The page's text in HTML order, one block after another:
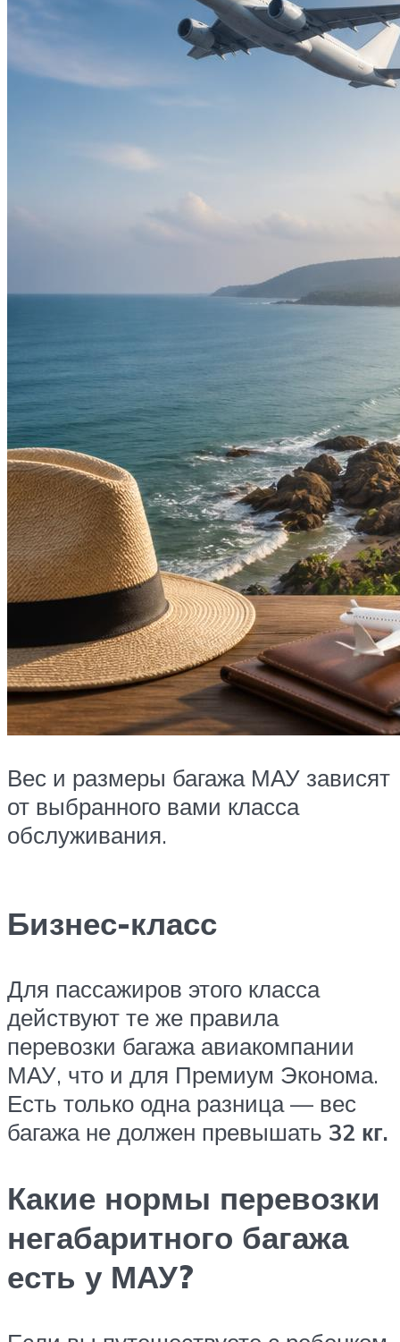
Вес и размеры багажа МАУ зависят
от выбранного вами класса
обслуживания.
Бизнес-класс
Для пассажиров этого класса
действуют те же правила
перевозки багажа авиакомпании
МАУ, что и для Премиум Эконома.
Есть только одна разница — вес
багажа не должен превышать 32 кг.
Какие нормы перевозки
негабаритного багажа
есть у МАУ?